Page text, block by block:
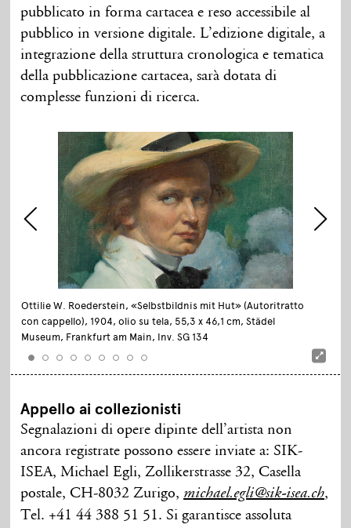
pubblicato in forma cartacea e reso accessibile al
pubblico in versione digitale. L’edizione digitale, a
integrazione della struttura cronologica e tematica
della pubblicazione cartacea, sarà dotata di
complesse funzioni di ricerca.
Ottilie W. Roederstein, «Selbstbildnis mit Hut» (Autoritratto
con cappello), 1904, olio su tela, 55,3 x 46,1 cm, Städel
Museum, Frankfurt am Main, Inv. SG 134
Appello ai collezionisti
Segnalazioni di opere dipinte dell’artista non
ancora registrate possono essere inviate a: SIK-
ISEA, Michael Egli, Zollikerstrasse 32, Casella
postale, CH-8032 Zurigo, michael.egli@sik-isea.ch,
Tel. +41 44 388 51 51. Si garantisce assoluta